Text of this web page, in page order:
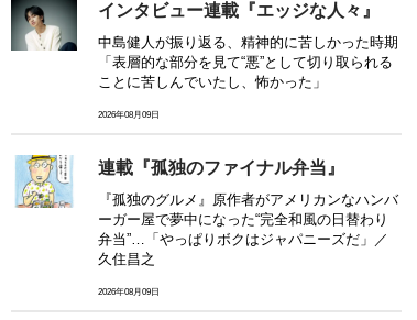
インタビュー連載『エッジな人々』
中島健人が振り返る、精神的に苦しかった時期
「表層的な部分を見て“悪”として切り取られる
ことに苦しんでいたし、怖かった」
2026年08月09日
連載『孤独のファイナル弁当』
『孤独のグルメ』原作者がアメリカンなハンバ
ーガー屋で夢中になった“完全和風の日替わり
弁当”…「やっぱりボクはジャパニーズだ」／
久住昌之
2026年08月09日